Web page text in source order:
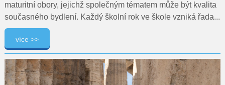
maturitní obory, jejichž společným tématem může být kvalita
současného bydlení. Každý školní rok ve škole vzniká řada...
více >>